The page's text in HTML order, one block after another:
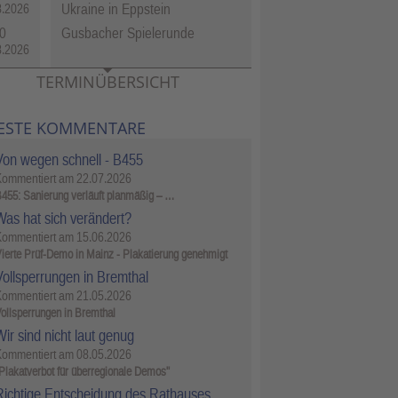
Ukraine in Eppstein
Gusbacher Spielerunde
TERMINÜBERSICHT
KOMMENTARE
wegen schnell - B455
am 22.07.2026
Sanierung verläuft planmäßig – …
hat sich verändert?
am 15.06.2026
Prüf-Demo in Mainz - Plakatierung genehmigt
in Bremthal
am 21.05.2026
in Bremthal
sind nicht laut genug
am 08.05.2026
für überregionale Demos"
Entscheidung des Rathauses